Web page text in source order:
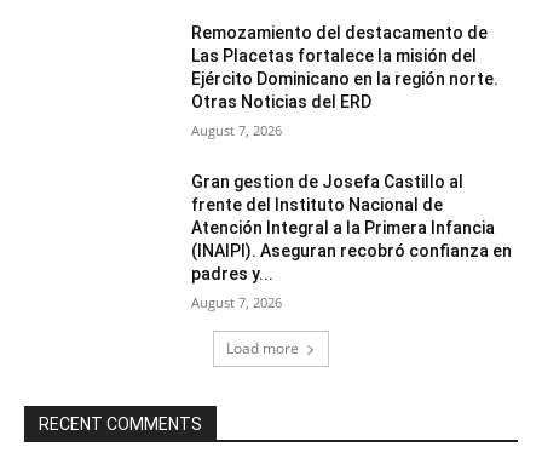
Remozamiento del destacamento de
Las Placetas fortalece la misión del
Ejército Dominicano en la región norte.
Otras Noticias del ERD
August 7, 2026
Gran gestion de Josefa Castillo al
frente del Instituto Nacional de
Atención Integral a la Primera Infancia
(INAIPI). Aseguran recobró confianza en
padres y...
August 7, 2026
Load more
RECENT COMMENTS